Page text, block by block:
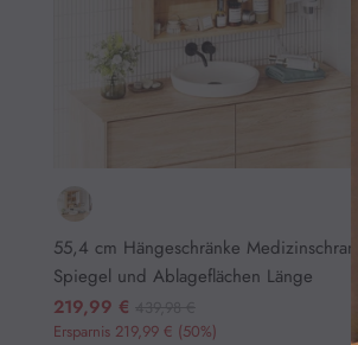
Haustierzubehör
Preis
55,4 cm Hängeschränke
Spiegel und Ablageflächen Länge
219,99 €
Ersparnis 219,99 € (50%)